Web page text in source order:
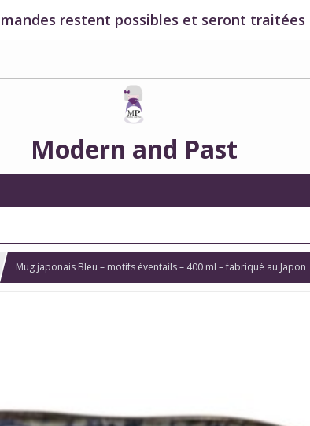
restent possibles et seront
Modern and Past
Mug japonais Bleu – motifs éventails – 400 ml – fabriqué au Japon